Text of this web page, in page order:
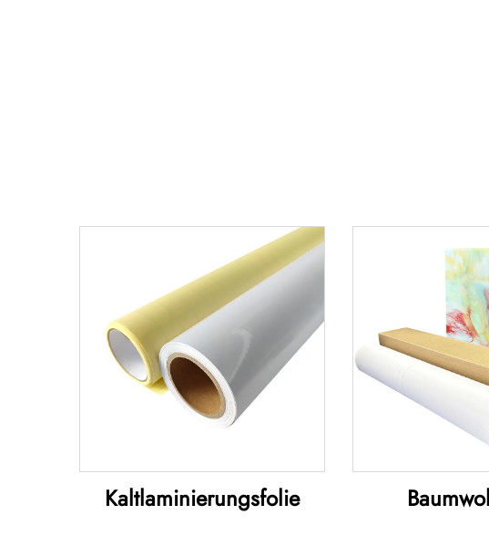
Kaltlaminierungsfolie